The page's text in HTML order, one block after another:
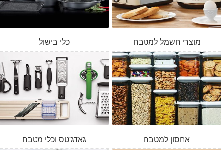
כלי בישול מוצרי חשמל למטבח
גאדג'טס וכלי מטבח אחסון למטבח